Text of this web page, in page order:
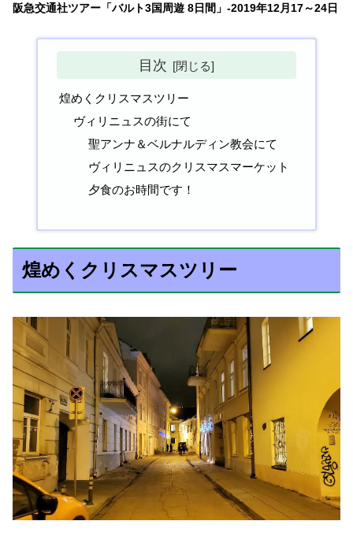
阪急交通社ツアー「バルト3国周遊 8日間」-2019年12月17～24日
目次
煌めくクリスマスツリー
ヴィリニュスの街にて
聖アンナ＆ベルナルディン教会にて
ヴィリニュスのクリスマスマーケット
夕食のお時間です！
煌めくクリスマスツリー